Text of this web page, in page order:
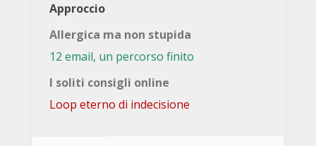
Approccio
12 email, un percorso finito
Loop eterno di indecisione